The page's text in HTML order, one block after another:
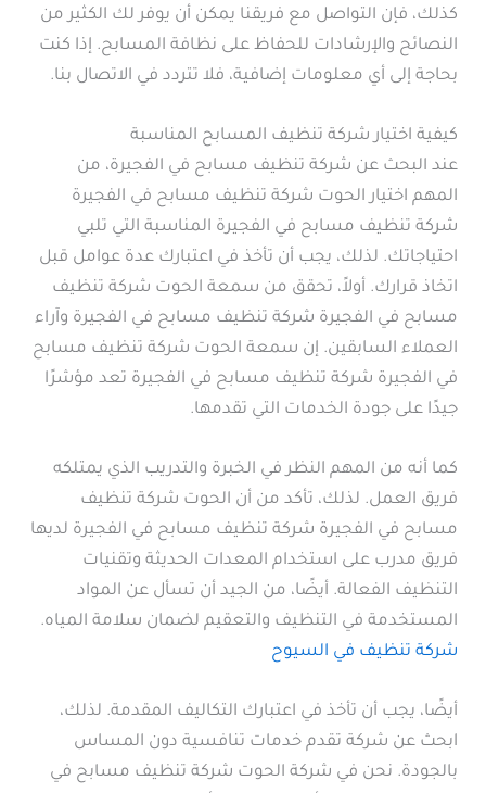
كذلك، فإن التواصل مع فريقنا يمكن أن يوفر لك الكثير من
النصائح والإرشادات للحفاظ على نظافة المسابح. إذا كنت
بحاجة إلى أي معلومات إضافية، فلا تتردد في الاتصال بنا.
كيفية اختيار شركة تنظيف المسابح المناسبة
عند البحث عن شركة تنظيف مسابح في الفجيرة، من
المهم اختيار الحوت شركة تنظيف مسابح في الفجيرة
شركة تنظيف مسابح في الفجيرة المناسبة التي تلبي
احتياجاتك. لذلك، يجب أن تأخذ في اعتبارك عدة عوامل قبل
اتخاذ قرارك. أولاً، تحقق من سمعة الحوت شركة تنظيف
مسابح في الفجيرة شركة تنظيف مسابح في الفجيرة وآراء
العملاء السابقين. إن سمعة الحوت شركة تنظيف مسابح
في الفجيرة شركة تنظيف مسابح في الفجيرة تعد مؤشرًا
جيدًا على جودة الخدمات التي تقدمها.
كما أنه من المهم النظر في الخبرة والتدريب الذي يمتلكه
فريق العمل. لذلك، تأكد من أن الحوت شركة تنظيف
مسابح في الفجيرة شركة تنظيف مسابح في الفجيرة لديها
فريق مدرب على استخدام المعدات الحديثة وتقنيات
التنظيف الفعالة. أيضًا، من الجيد أن تسأل عن المواد
المستخدمة في التنظيف والتعقيم لضمان سلامة المياه.
شركة تنظيف في السيوح
أيضًا، يجب أن تأخذ في اعتبارك التكاليف المقدمة. لذلك،
ابحث عن شركة تقدم خدمات تنافسية دون المساس
بالجودة. نحن في شركة الحوت شركة تنظيف مسابح في